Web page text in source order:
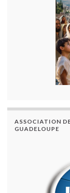
ASSOCIATION
GUADELOUPE